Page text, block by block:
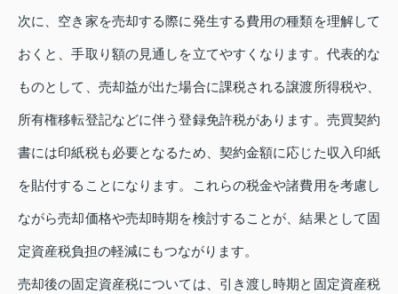
次に、空き家を売却する際に発生する費用の種類を理解して
おくと、手取り額の見通しを立てやすくなります。代表的な
ものとして、売却益が出た場合に課税される譲渡所得税や、
所有権移転登記などに伴う登録免許税があります。売買契約
書には印紙税も必要となるため、契約金額に応じた収入印紙
を貼付することになります。これらの税金や諸費用を考慮し
ながら売却価格や売却時期を検討することが、結果として固
定資産税負担の軽減にもつながります。
売却後の固定資産税については、引き渡し時期と固定資産税